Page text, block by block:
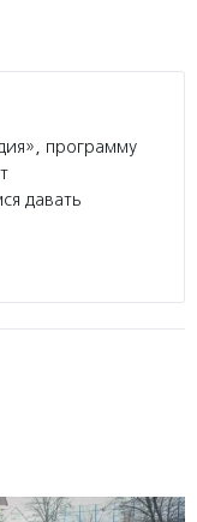
программу
давать